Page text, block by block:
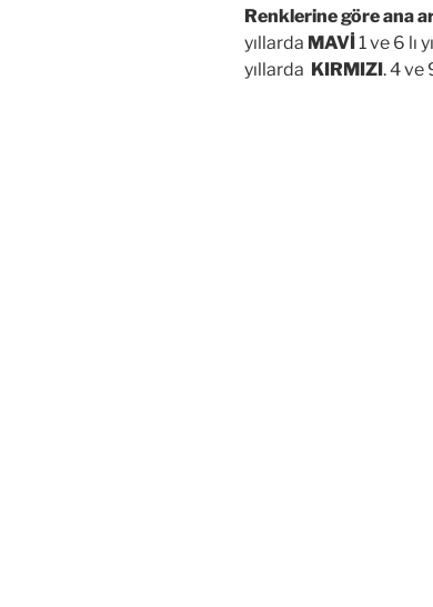
Renklerine göre ana
yıllarda MAVİ1 ve 6 lı
yıllarda KIRMIZI. 4 ve